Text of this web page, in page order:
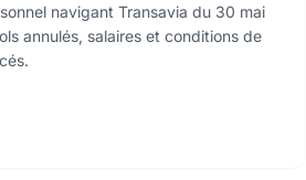
navigant Transavia du 30 mai
annulés, salaires et conditions de